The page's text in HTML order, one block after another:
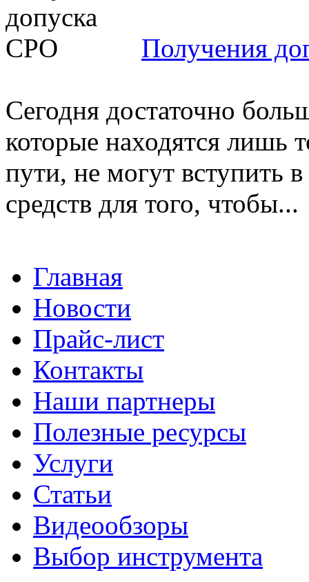
Получения
Сегодня достаточно
которые находятся лишь
пути, не могут вступить
средств для того, чтобы...
Главная
Новости
Прайс-лист
Контакты
Наши партнеры
Полезные ресурсы
Услуги
Статьи
Видеообзоры
Выбор инструмента